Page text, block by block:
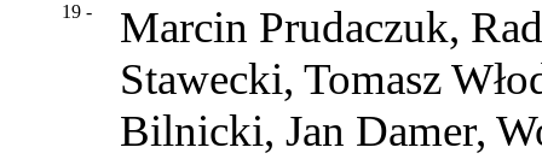
19 -
Marcin Prudaczuk,
Stawecki, Tomasz
Bilnicki, Jan Damer,